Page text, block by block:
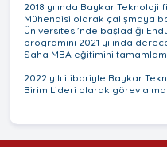
2018 yılında Baykar Teknoloji
Mühendisi olarak çalışmaya
Üniversitesi’nde başladığı
programını 2021 yılında
Saha MBA eğitimini
2022 yılı itibariyle Baykar
Birim Lideri olarak görev